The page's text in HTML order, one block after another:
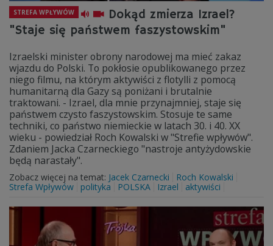
STREFA WPŁYWÓW
Dokąd zmierza Izrael?
"Staje się państwem faszystowskim"
Izraelski minister obrony narodowej ma mieć zakaz
wjazdu do Polski. To pokłosie opublikowanego przez
niego filmu, na którym aktywiści z flotylli z pomocą
humanitarną dla Gazy są poniżani i brutalnie
traktowani. - Izrael, dla mnie przynajmniej, staje się
państwem czysto faszystowskim. Stosuje te same
techniki, co państwo niemieckie w latach 30. i 40. XX
wieku - powiedział Roch Kowalski w "Strefie wpływów".
Zdaniem Jacka Czarneckiego "nastroje antyżydowskie
będą narastały".
Zobacz więcej na temat: Jacek Czarnecki
Roch Kowalski
Strefa Wpływów
polityka POLSKA Izrael aktywiści